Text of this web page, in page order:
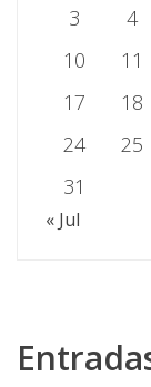
3
4
10
11
17
18
24
25
31
« Jul